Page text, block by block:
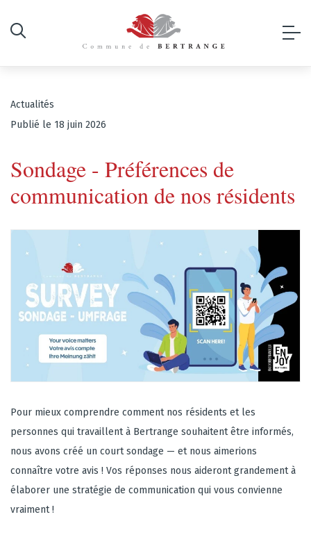
Actualités
Publié le 18 juin 2026
Sondage - Préférences de
communication de nos résidents
Pour mieux comprendre comment nos résidents et les
personnes qui travaillent à Bertrange souhaitent être informés,
nous avons créé un court sondage — et nous aimerions
connaître votre avis ! Vos réponses nous aideront grandement à
élaborer une stratégie de communication qui vous convienne
vraiment !